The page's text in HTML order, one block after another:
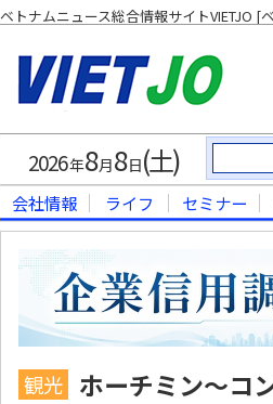
ベトナムニュース総合情報サイトVIETJO [
2026年8月8日(土)
会社情報 ライフ セミナー
観光 ホーチミン～コ